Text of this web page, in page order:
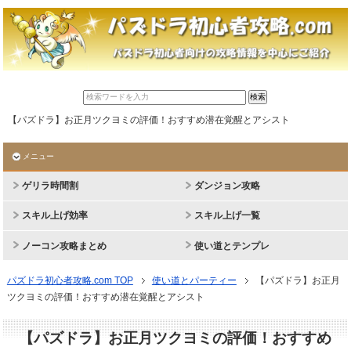
【パズドラ】お正月ツクヨミの評価！おすすめ潜在覚醒とアシスト
メニュー
ゲリラ時間割 ダンジョン攻略
スキル上げ効率 スキル上げ一覧
ノーコン攻略まとめ 使い道とテンプレ
パズドラ初心者攻略.com TOP 使い道とパーティー
【パズドラ】お正月
ツクヨミの評価！おすすめ潜在覚醒とアシスト
【パズドラ】お正月ツクヨミの評価！おすすめ